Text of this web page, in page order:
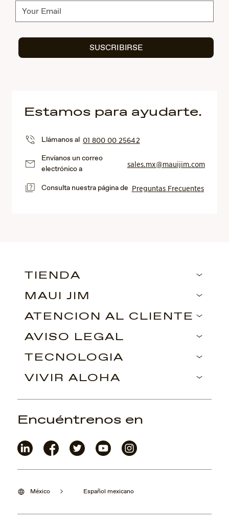
Suscríbete
SUSCRIBIRSE
Estamos para ayudarte.
Llámanos al01 800 00 25642
Envíanos un correo
electrónico a
sales.mx@mauijim.com
Consulta nuestra página de Preguntas Frecuentes
TIENDA
MAUI JIM
ATENCIÓN AL CLIENTE
AVISO LEGAL
TECNOLOGÍA
VIVIR ALOHA
México Español mexicano
Encuéntrenos en